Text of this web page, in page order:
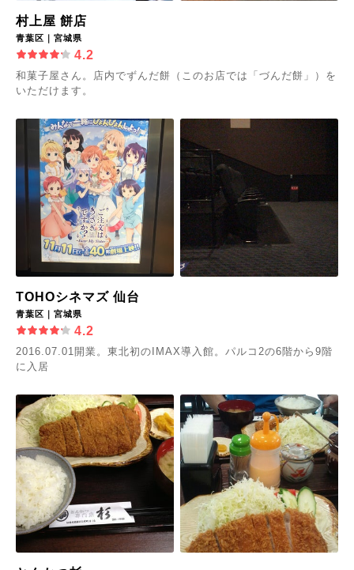
村上屋 餅店
青葉区｜宮城県
4.2
和菓子屋さん。店内でずんだ餅（このお店では「づんだ餅」）を
いただけます。
TOHOシネマズ 仙台
青葉区｜宮城県
4.2
2016.07.01開業。東北初のIMAX導入館。パルコ2の6階から9階
に入居